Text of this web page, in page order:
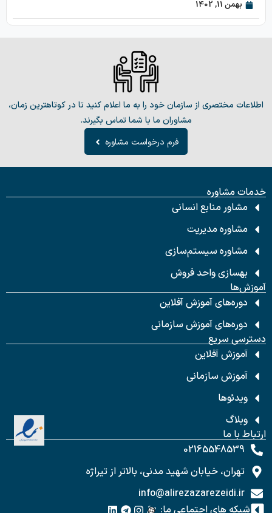
بهمن 11, 1402
اطلاعات مختصری از سازمان خود را به ما اعلام کنید تا در کوتاهترین زمان،
مشاوران ما با شما تماس بگیرند.
فرم درخواست مشاوره
خدمات مشاوره
مشاور منابع انسانی
مشاوره مدیریت
مشاوره سیستم‌سازی
بهسازی واحد فروش
آموزش‌ها
دوره‌های آموزش آفلاین
دوره‌های آموزش سازمانی
دسترسی سریع
آموزش آفلاین
آموزش سازمانی
ویدئوها
وبلاگ
ارتباط با ما
02165548539
تهران، خیابان شهید مدنی، بالاتر از تیراژه
info@alirezazarezeidi.ir